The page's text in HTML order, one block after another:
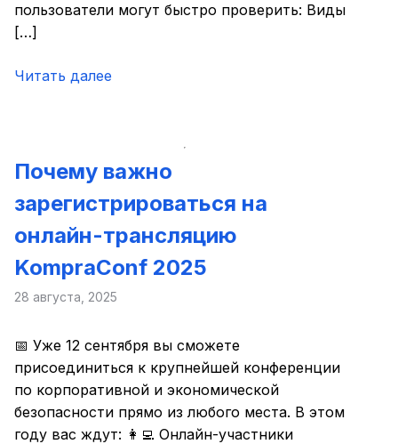
пользователи могут быстро проверить: Виды
[…]
Читать далее
Почему важно
зарегистрироваться на
онлайн-трансляцию
KompraConf 2025
28 августа, 2025
📅 Уже 12 сентября вы сможете
присоединиться к крупнейшей конференции
по корпоративной и экономической
безопасности прямо из любого места. В этом
году вас ждут: 👩‍💻 Онлайн-участники